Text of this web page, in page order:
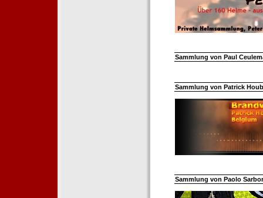
Sammlung von Paul
Sammlung von Patrick
Sammlung von Paolo